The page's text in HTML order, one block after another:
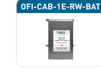
OFI-CAB-1E-RW-BAT